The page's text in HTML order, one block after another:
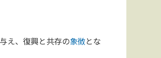
え、復興と共存の象徴とな